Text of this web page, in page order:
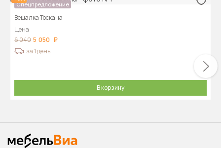
Спецпредложение
Вешалка Тоскана
Цена
6 040 5 050
за 1 день
В корзину